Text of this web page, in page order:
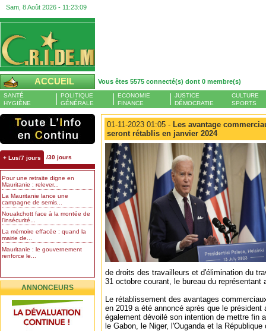
Sam, 8 Août 2026 - 11:23:09
ACCUEIL Vous êtes 5575 connecté(s) dont 0 membre(s)
SANTÉ
HYGIÈNE
POLITIQUE
GÉNÉRALE
ECONOMIE
FINANCE
JUSTICE
DÉMOCRATIE
CULTURE
SPORTS
+ Lus/7 jours /30 jours
Pour une retraite digne en
Mauritanie : relever...
La Mauritanie lance une
campagne de semis...
Nouakchott face à la montée de
l’insécurité...
La mémoire effacée : quand la
mairie de...
Mauritanie : le gouvernement
renforce le...
ANNONCEURS
01-11-2023 01:05 - Les avantage
seront rétablis en janvier 2024
de droits des travailleurs et d'élimination du
31 octobre courant, le bureau du représentant
Le rétablissement des avantages
en 2019 a été annoncé après que le président
également dévoilé son intention de mettre fin
le Gabon, le Niger, l'Ouganda et la